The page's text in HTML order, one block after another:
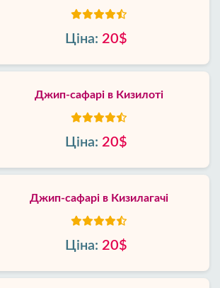
Ціна: 20$
Джип-сафарі в Кизилоті
Ціна: 20$
Джип-сафарі в Кизилагачі
Ціна: 20$